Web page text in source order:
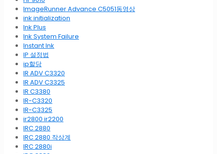
ImageRunner Advance C5051동영상
ink initialization
Ink Plus
Ink System Failure
Instant Ink
IP 설정법
ip할당
IR ADV C3320
IR ADV C3325
IR C3380
IR-C3320
IR-C3325
ir2800 ir2200
IRC 2880
IRC 2880 작상계
IRC 2880i